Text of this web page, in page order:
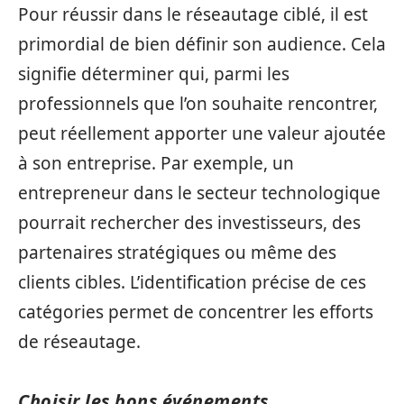
Pour réussir dans le réseautage ciblé, il est
primordial de bien définir son audience. Cela
signifie déterminer qui, parmi les
professionnels que l’on souhaite rencontrer,
peut réellement apporter une valeur ajoutée
à son entreprise. Par exemple, un
entrepreneur dans le secteur technologique
pourrait rechercher des investisseurs, des
partenaires stratégiques ou même des
clients cibles. L’identification précise de ces
catégories permet de concentrer les efforts
de réseautage.